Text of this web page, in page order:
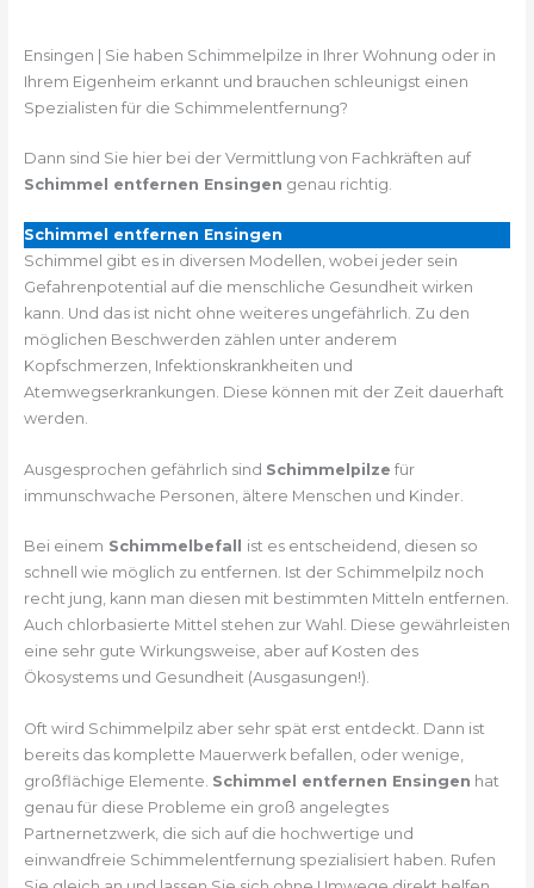
Ensingen | Sie haben Schimmelpilze in Ihrer Wohnung oder in
Ihrem Eigenheim erkannt und brauchen schleunigst einen
Spezialisten für die Schimmelentfernung?
Dann sind Sie hier bei der Vermittlung von Fachkräften auf
Schimmel entfernen Ensingen genau richtig.
Schimmel entfernen Ensingen
Schimmel gibt es in diversen Modellen, wobei jeder sein
Gefahrenpotential auf die menschliche Gesundheit wirken
kann. Und das ist nicht ohne weiteres ungefährlich. Zu den
möglichen Beschwerden zählen unter anderem
Kopfschmerzen, Infektionskrankheiten und
Atemwegserkrankungen. Diese können mit der Zeit dauerhaft
werden.
Ausgesprochen gefährlich sind Schimmelpilze für
immunschwache Personen, ältere Menschen und Kinder.
Bei einem Schimmelbefall ist es entscheidend, diesen so
schnell wie möglich zu entfernen. Ist der Schimmelpilz noch
recht jung, kann man diesen mit bestimmten Mitteln entfernen.
Auch chlorbasierte Mittel stehen zur Wahl. Diese gewährleisten
eine sehr gute Wirkungsweise, aber auf Kosten des
Ökosystems und Gesundheit (Ausgasungen!).
Oft wird Schimmelpilz aber sehr spät erst entdeckt. Dann ist
bereits das komplette Mauerwerk befallen, oder wenige,
großflächige Elemente. Schimmel entfernen Ensingen hat
genau für diese Probleme ein groß angelegtes
Partnernetzwerk, die sich auf die hochwertige und
einwandfreie Schimmelentfernung spezialisiert haben. Rufen